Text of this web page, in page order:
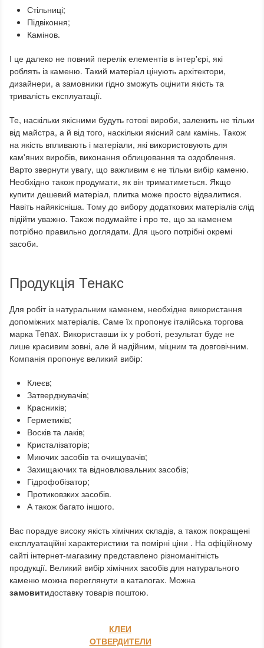
Стільниці;
Підвіконня;
Камінов.
І це далеко не повний перелік елементів в інтер'єрі, які
роблять із каменю. Такий матеріал цінують архітектори,
дизайнери, а замовники гідно зможуть оцінити якість та
тривалість експлуатації.
Те, наскільки якісними будуть готові вироби, залежить не тільки
від майстра, а й від того, наскільки якісний сам камінь. Також
на якість впливають і матеріали, які використовують для
кам'яних виробів, виконання облицювання та оздоблення.
Варто звернути увагу, що важливим є не тільки вибір каменю.
Необхідно також продумати, як він триматиметься. Якщо
купити дешевий матеріал, плитка може просто відвалитися.
Навіть найякісніша. Тому до вибору додаткових матеріалів слід
підійти уважно. Також подумайте і про те, що за каменем
потрібно правильно доглядати. Для цього потрібні окремі
засоби.
Продукція Тенакс
Для робіт із натуральним каменем, необхідне використання
допоміжних матеріалів. Саме їх пропонує італійська торгова
марка Tenax. Використавши їх у роботі, результат буде не
лише красивим зовні, але й надійним, міцним та довговічним.
Компанія пропонує великий вибір:
Клеєв;
Затверджувачів;
Красників;
Герметиків;
Восків та лаків;
Кристалізаторів;
Миючих засобів та очищувачів;
Захищаючих та відновлювальних засобів;
Гідрофобізатор;
Протиковзких засобів.
А також багато іншого.
Вас порадує високу якість хімічних складів, а також покращені
експлуатаційні характеристики та помірні ціни . На офіційному
сайті інтернет-магазину представлено різноманітність
продукції. Великий вибір хімічних засобів для натурального
каменю можна переглянути в каталогах. Можна
замовитидоставку товарів поштою.
КЛЕИ
ОТВЕРДИТЕЛИ